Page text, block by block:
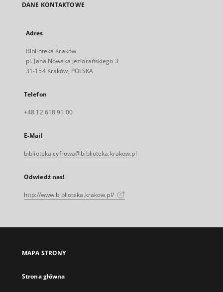
DANE KONTAKTOWE
Adres
Biblioteka Kraków
pl. Jana Nowaka Jeziorańskiego 3
31-154 Kraków, POLSKA
Telefon
+48 12 618 91 00
E-Mail
biblioteka.cyfrowa@biblioteka.krakow.pl
Odwiedź nas!
http://www.biblioteka.krakow.pl/
MAPA STRONY
Strona główna